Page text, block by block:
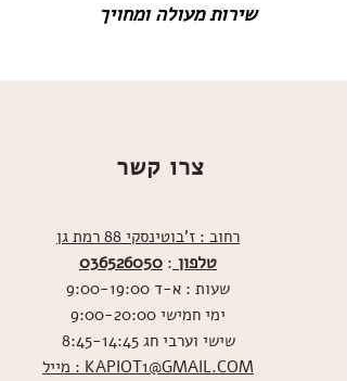
שירות מעולה ומחויך
צרו קשר
רחוב : ז'בוטינסקי 88 רמת גן
טלפון :
036526050
שעות : א-ד 9:00-19:00
ימי חמישי 9:00-20:00
שישי וערבי חג 8:45-14:45
מייל : KAPIOT1@GMAIL.COM